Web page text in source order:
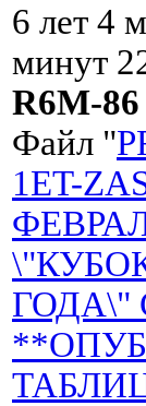
6 лет 4
минут
R6M-86
Файл "
1ET-
ГОДА\"